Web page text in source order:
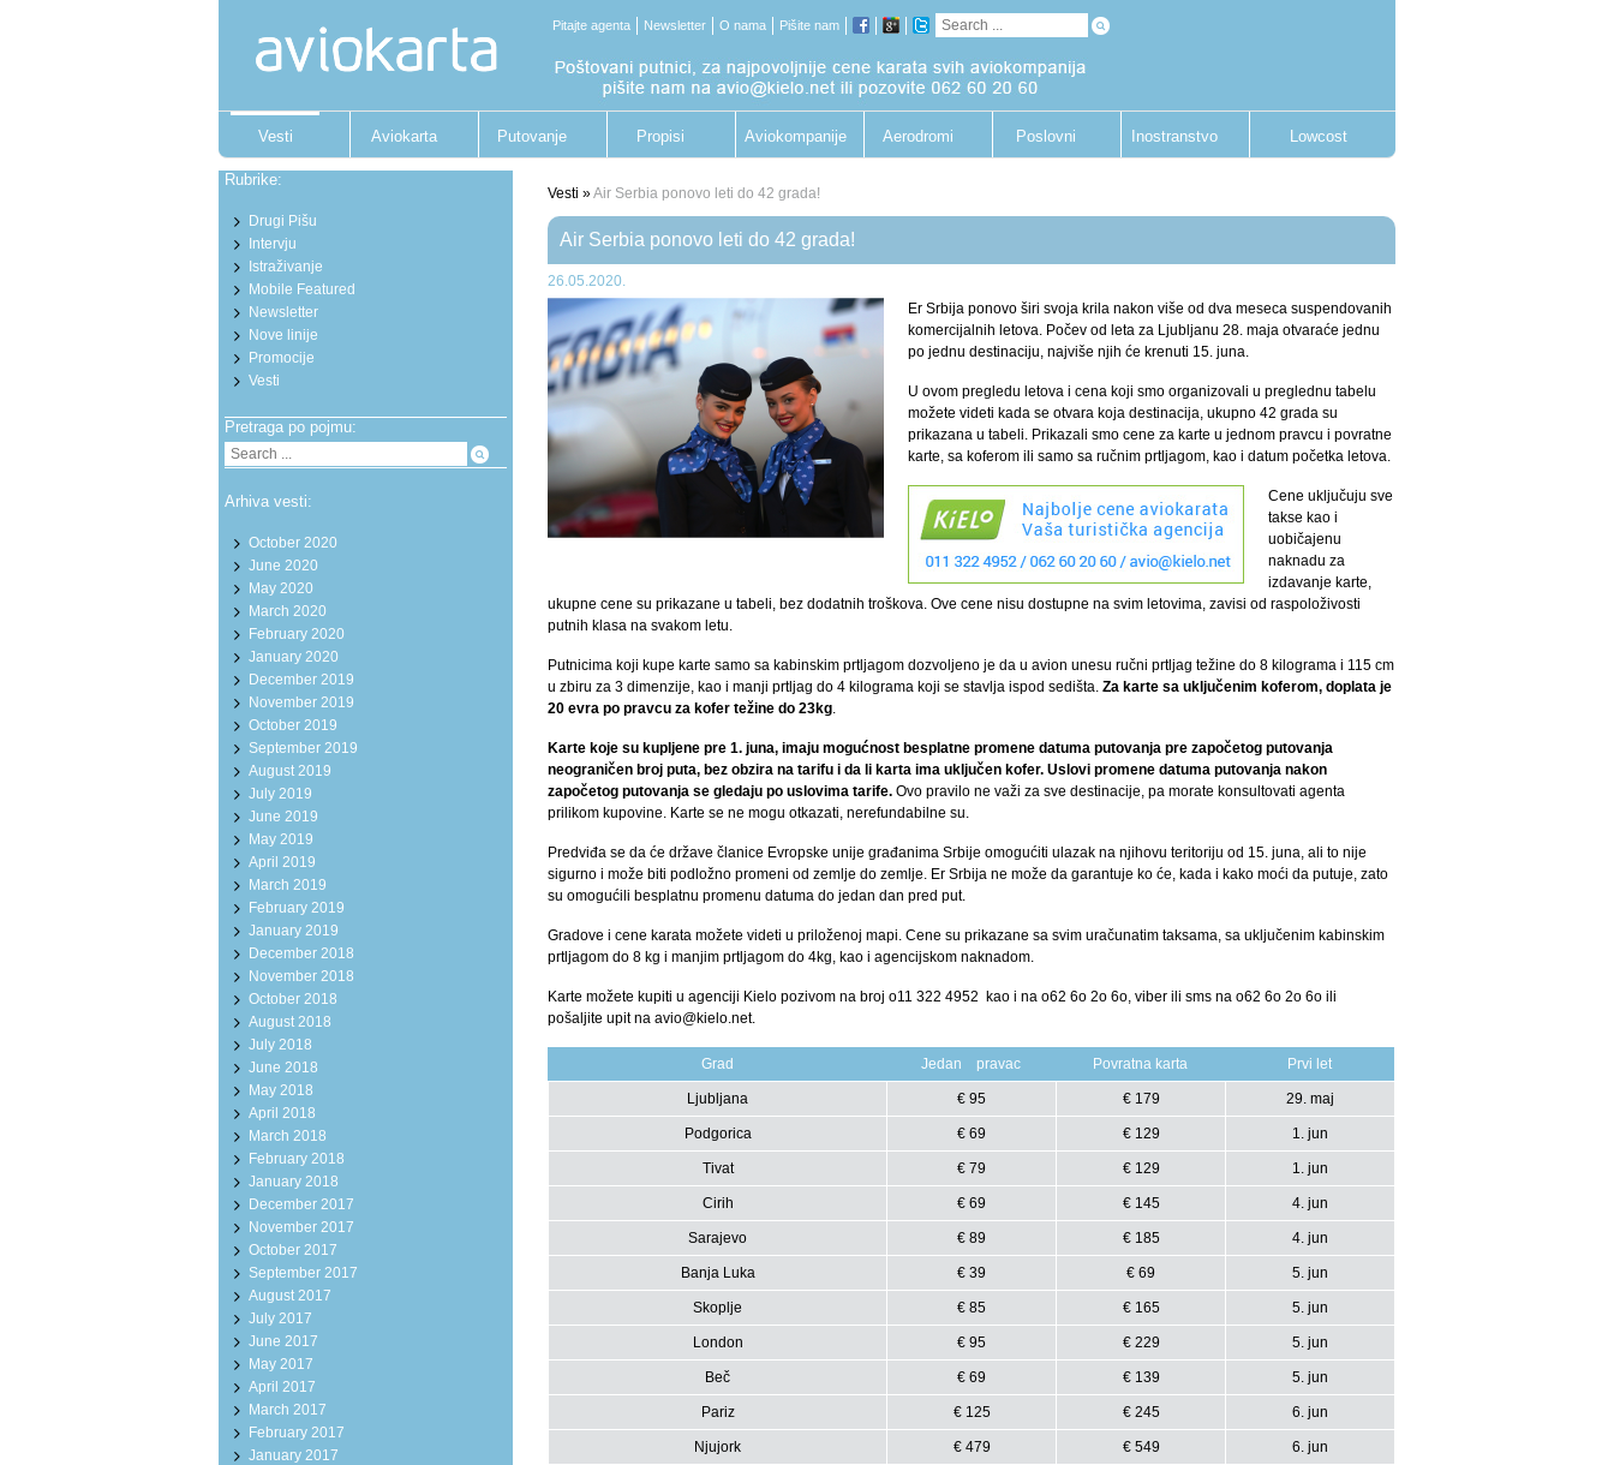
Pitajte agenta Newsletter O nama Pišite nam
Vesti Aviokarta Putovanje Propisi Aviokompanije Aerodromi Poslovni Inostranstvo Lowcost
Vesti »Air Serbia ponovo leti do 42 grada!
Air Serbia ponovo leti do 42 grada!
26.05.2020.
Er Srbija ponovo širi svoja krila nakon više od dva meseca suspendovanih
komercijalnih letova. Počev od leta za Ljubljanu 28. maja otvaraće jednu
po jednu destinaciju, najviše njih će krenuti 15. juna.
U ovom pregledu letova i cena koji smo organizovali u preglednu tabelu
možete videti kada se otvara koja destinacija, ukupno 42 grada su
prikazana u tabeli. Prikazali smo cene za karte u jednom pravcu i povratne
karte, sa koferom ili samo sa ručnim prtljagom, kao i datum početka letova.
Cene uključuju sve
takse kao i
uobičajenu
naknadu za
izdavanje karte,
ukupne cene su prikazane u tabeli, bez dodatnih troškova. Ove cene nisu dostupne na svim letovima, zavisi od raspoloživosti
putnih klasa na svakom letu.
Putnicima koji kupe karte samo sa kabinskim prtljagom dozvoljeno je da u avion unesu ručni prtljag težine do 8 kilograma i 115 cm
u zbiru za 3 dimenzije, kao i manji prtljag do 4 kilograma koji se stavlja ispod sedišta.Za karte sa uključenim koferom, doplata je
20 evra po pravcu za kofer težine do 23kg.
Karte koje su kupljene pre 1. juna, imaju mogućnost besplatne promene datuma putovanja pre započetog putovanja
neograničen broj puta, bez obzira na tarifu i da li karta ima uključen kofer. Uslovi promene datuma putovanja nakon
započetog putovanja se gledaju po uslovima tarife.Ovo pravilo ne važi za sve destinacije, pa morate konsultovati agenta
prilikom kupovine. Karte se ne mogu otkazati, nerefundabilne su.
Predviđa se da će države članice Evropske unije građanima Srbije omogućiti ulazak na njihovu teritoriju od 15. juna, ali to nije
sigurno i može biti podložno promeni od zemlje do zemlje. Er Srbija ne može da garantuje ko će, kada i kako moći da putuje, zato
su omogućili besplatnu promenu datuma do jedan dan pred put.
Gradove i cene karata možete videti u priloženoj mapi. Cene su prikazane sa svim uračunatim taksama, sa uključenim kabinskim
prtljagom do 8 kg i manjim prtljagom do 4kg, kao i agencijskom naknadom.
Karte možete kupiti u agenciji Kielo pozivom na broj o11 322 4952 kao i na o62 6o 2o 6o, viber ili sms na o62 6o 2o 6o ili
pošaljite upit na avio@kielo.net.
Grad Jedan pravac Povratna karta Prvi let
Ljubljana € 95 € 179 29. maj
Podgorica € 69 € 129 1. jun
Tivat € 79 € 129 1. jun
Cirih € 69 € 145 4. jun
Sarajevo € 89 € 185 4. jun
Banja Luka € 39 € 69 5. jun
Skoplje € 85 € 165 5. jun
London € 95 € 229 5. jun
Beč € 69 € 139 5. jun
Pariz € 125 € 245 6. jun
Njujork € 479 € 549 6. jun
Rubrike:
Drugi Pišu
Intervju
Istraživanje
Mobile Featured
Newsletter
Nove linije
Promocije
Vesti
Pretraga po pojmu:
Arhiva vesti:
October 2020
June 2020
May 2020
March 2020
February 2020
January 2020
December 2019
November 2019
October 2019
September 2019
August 2019
July 2019
June 2019
May 2019
April 2019
March 2019
February 2019
January 2019
December 2018
November 2018
October 2018
August 2018
July 2018
June 2018
May 2018
April 2018
March 2018
February 2018
January 2018
December 2017
November 2017
October 2017
September 2017
August 2017
July 2017
June 2017
May 2017
April 2017
March 2017
February 2017
January 2017